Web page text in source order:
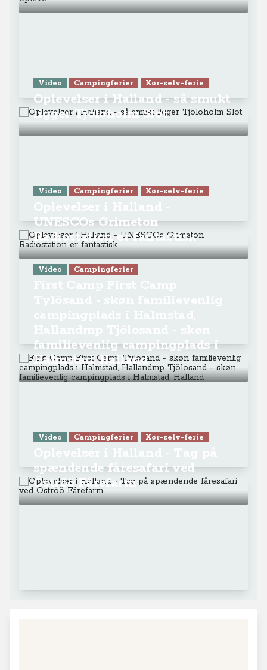
Video Campingferier Kør-selv-ferie
Oplevelser i Halland - så smukt
ligger Tjöloholm Slot
Video Campingferier Kør-selv-ferie
UNESCOs Grimeton
Radiostation er fantastisk
Video Campingferier
familievenlig campingplads i
Halmstad, Halland
Video Campingferier Kør-selv-ferie
spændende fåresafari ved
Öströö Fårefarm